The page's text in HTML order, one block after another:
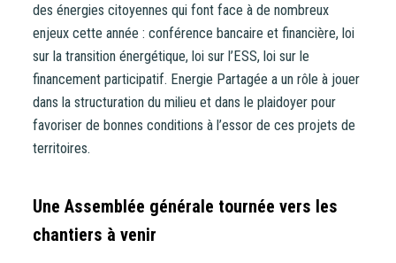
des énergies citoyennes qui font face à de nombreux
enjeux cette année : conférence bancaire et financière, loi
sur la transition énergétique, loi sur l’ESS, loi sur le
financement participatif. Energie Partagée a un rôle à jouer
dans la structuration du milieu et dans le plaidoyer pour
favoriser de bonnes conditions à l’essor de ces projets de
territoires.
Une Assemblée générale tournée vers les
chantiers à venir
Coophub est la plateforme sécurisée de souscription
développée par Énergie Partagée. Elle vous permet
d’acheter vos actions Énergie Partagée et d’accéder à
votre espace personnel d’actionnaire.
La souscription à Énergie Partagée comporte un risque de
perte totale ou partielle du capital investi. Pour bien
d’Énergie Partagée, nous vous invitons à consulter le